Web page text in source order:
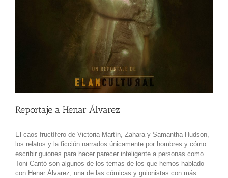
Reportaje a Henar Álvarez
El caos fructífero de Victoria Martín, Zahara y Samantha Hudson,
los relatos y la ficción narrados únicamente por hombres y cómo
escribir guiones para hacer parecer inteligente a personas como
Toni Cantó son algunos de los temas de los que hemos hablado
con Henar Álvarez, una de las cómicas y guionistas con más